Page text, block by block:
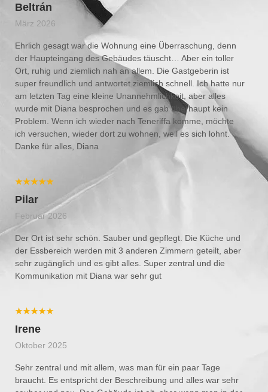
Beltrán
März 2026
Ehrlich gesagt war die Wohnung eine Überraschung, denn
der Haupteingang des Gebäudes täuscht… Aber ein toller
Ort, ruhig und ziemlich nah an allem. Die Gastgeberin ist
super freundlich und antwortet ziemlich schnell. Ich hatte nur
am letzten Tag eine kleine Unannehmlichkeit, aber alles
wurde mit Diana besprochen und es gab überhaupt kein
Problem. Wenn ich wieder nach Teneriffa komme, möchte
ich versuchen, wieder dort zu wohnen, weil es sich lohnt.
Danke für alles, Diana
★★★★★
Pilar
Februar 2026
Der Ort ist sehr schön. Sauber und gepflegt. Die Küche und
der Essbereich werden mit 3 anderen Zimmern geteilt, aber
sehr zugänglich und es gibt alles. Super zentral und die
Kommunikation mit Diana war sehr gut
★★★★★
Irene
Oktober 2025
Sehr zentral und mit allem, was man für ein paar Tage
braucht. Es entspricht der Beschreibung und alles war sehr